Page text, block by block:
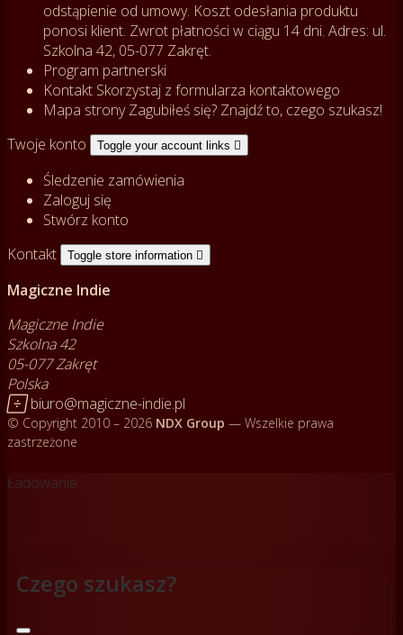
odstąpienie od umowy. Koszt odesłania produktu
ponosi klient. Zwrot płatności w ciągu 14 dni. Adres: ul.
Szkolna 42, 05-077 Zakręt.
Program partnerski
Kontakt Skorzystaj z formularza kontaktowego
Mapa stronyZagubiłeś się? Znajdź to, czego szukasz!
Twoje konto
Toggle your account links 
Śledzenie zamówienia
Zaloguj się
Stwórz konto
Kontakt
Toggle store information 
Magiczne Indie
Magiczne Indie
Szkolna 42
05-077 Zakręt
Polska
 biuro@magiczne-indie.pl
© Copyright 2010 – 2026 NDX Group — Wszelkie prawa
zastrzeżone
Ładowanie...
Czego szukasz?